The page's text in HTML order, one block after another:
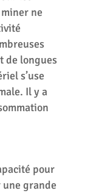
ne
de longues
s’use
Il y a
pour
grande